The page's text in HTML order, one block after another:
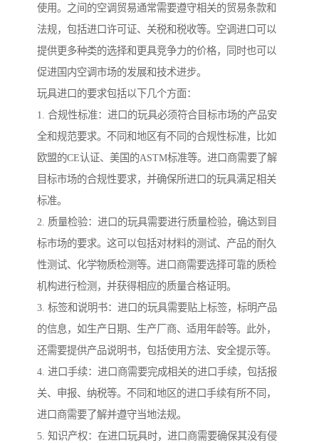
使用。之间的空调贸易通常需要遵守相关的贸易条款和
法规，包括进口许可证、关税和税收等。空调进口可以
提供更多种类的选择和更具竞争力的价格，同时也可以
促进国内空调市场的发展和技术进步。
玩具进口的要求包括以下几个方面：
1. 合规性标准：进口的玩具必须符合目标市场的产品安
全和规范要求。不同和地区有不同的合规性标准，比如
欧盟的CE认证、美国的ASTM标准等。进口商需要了解
目标市场的合规性要求，并确保所进口的玩具满足相关
标准。
2. 质量检验：进口的玩具需要进行质量检验，确达到目
标市场的要求。这可以包括对材料的测试、产品的耐久
性测试、化学物质检测等。进口商需要选择可靠的质检
机构进行检测，并获得相应的质量合格证明。
3. 标签和说明书：进口的玩具需要贴上标签，标明产品
的信息，如生产日期、生产厂商、适用年龄等。此外，
还需要提供产品说明书，包括使用方法、安全提示等。
4. 进口手续：进口商需要完成相关的进口手续，包括报
关、申报、纳税等。不同和地区的进口手续有所不同，
进口商需要了解并遵守当地法规。
5. 知识产权：在进口玩具时，进口商需要确保其没有侵